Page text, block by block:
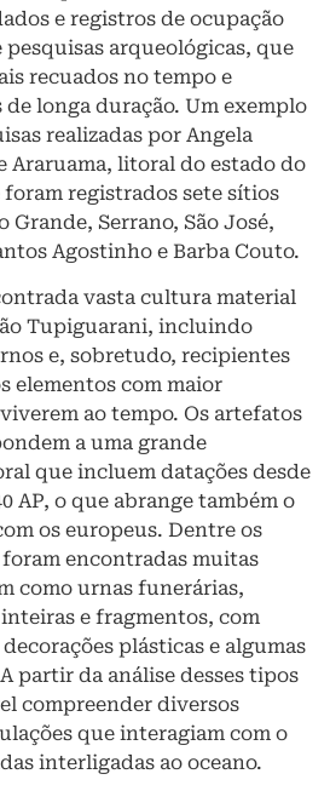
e registros de ocupação
arqueológicas, que
recuados no tempo e
longa duração. Um exemplo
realizadas por Angela
Araruama, litoral do estado do
registrados sete sítios
Serrano, São José,
Agostinho e Barba Couto.
vasta cultura material
Tupiguarani, incluindo
e, sobretudo, recipientes
elementos com maior
ao tempo. Os artefatos
a uma grande
que incluem datações desde
AP, o que abrange também o
os europeus. Dentre os
encontradas muitas
como urnas funerárias,
e fragmentos, com
plásticas e algumas
partir da análise desses tipos
compreender diversos
que interagiam com o
interligadas ao oceano.